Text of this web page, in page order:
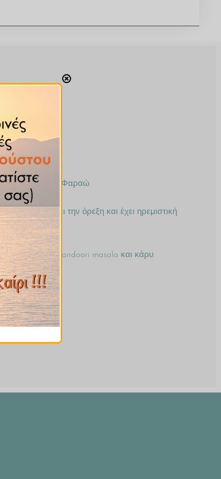
έθαβαν τους Φαραώ.
του διεγείρει την όρεξη και έχει ηρεμιστική
garam masala, tandoori masala και κάρυ.